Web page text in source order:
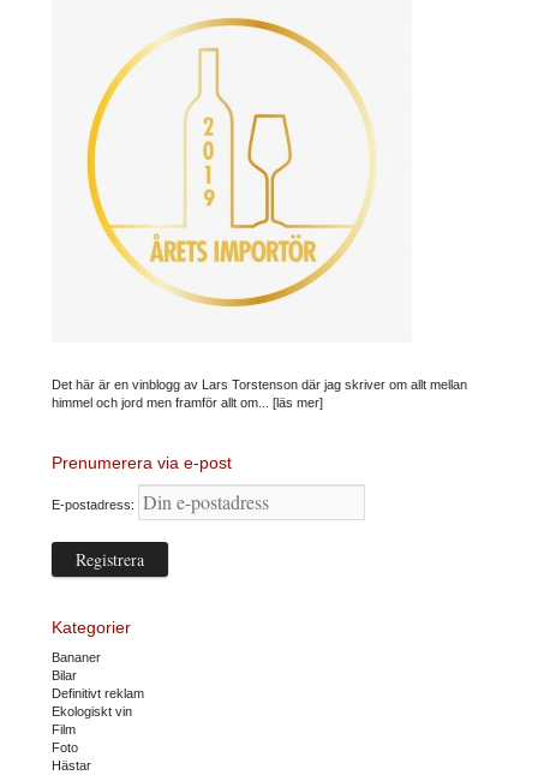
Det här är en vinblogg av Lars Torstenson där jag skriver om allt mellan
himmel och jord men framför allt om... [läs mer]
Prenumerera via e-post
E-postadress:
Kategorier
Bananer
Bilar
Definitivt reklam
Ekologiskt vin
Film
Foto
Hästar